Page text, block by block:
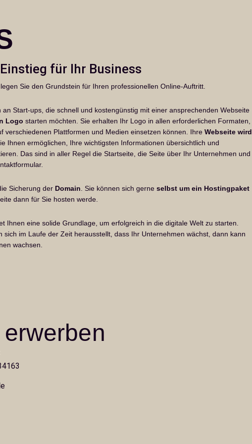
für Ihr Business
Sie den Grundstein für Ihren professionellen Online-Auftritt.
an Start-ups, die schnell und kostengünstig mit einer ansprechenden Webseite
Logo starten möchten. Sie erhalten Ihr Logo in allen erforderlichen Formaten,
verschiedenen Plattformen und Medien einsetzen können. Ihre Webseite wird
Ihnen ermöglichen, Ihre wichtigsten Informationen übersichtlich und
Das sind in aller Regel die Startseite, die Seite über Ihr Unternehmen und
Sicherung der Domain . Sie können sich gerne selbst um ein Hostingpaket
dann für Sie hosten werde.
Ihnen eine solide Grundlage, um erfolgreich in die digitale Welt zu starten.
sich im Laufe der Zeit herausstellt, dass Ihr Unternehmen wächst, dann kann
wachsen.